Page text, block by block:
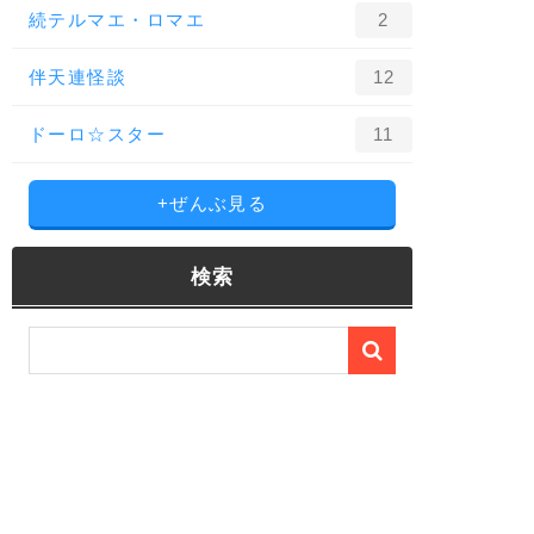
続テルマエ・ロマエ 2
伴天連怪談 12
ドーロ☆スター 11
+ぜんぶ見る
検索